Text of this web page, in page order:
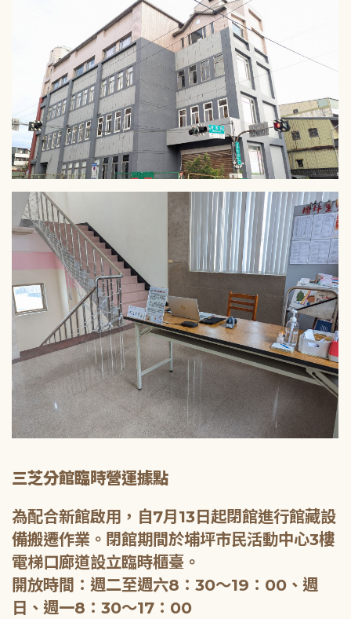
三芝分館臨時營運據點
為配合新館啟用，自7月13日起閉館進行館藏設
備搬遷作業。閉館期間於埔坪市民活動中心3樓
電梯口廊道設立臨時櫃臺。
開放時間：週二至週六8：30～19：00、週
日、週一8：30～17：00